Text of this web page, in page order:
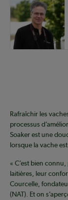
Rafraîchir les
processus
Soaker est une
lorsque la vache
« C’est bien
laitières, leur
Courcelle,
(NAT). Et on